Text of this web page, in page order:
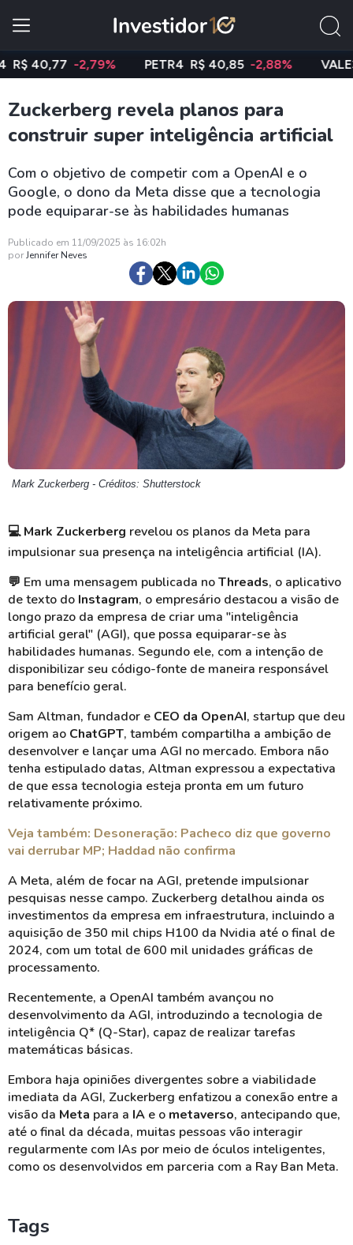
40,77 -2,79% PETR4 R$ 40,85 -2,88% VALE3
Zuckerberg revela planos para
construir super inteligência artificial
Com o objetivo de competir com a OpenAI e o
Google, o dono da Meta disse que a tecnologia
pode equiparar-se às habilidades humanas
Publicado em 11/09/2025 às 16:02h
porJennifer Neves
Mark Zuckerberg - Créditos: Shutterstock
💻 Mark Zuckerberg revelou os planos da Meta para
impulsionar sua presença na inteligência artificial (IA).
💬 Em uma mensagem publicada noThreads, o aplicativo
de texto do Instagram, o empresário destacou a visão de
longo prazo da empresa de criar uma "inteligência
artificial geral" (AGI), que possa equiparar-se às
habilidades humanas. Segundo ele, com a intenção de
disponibilizar seu código-fonte de maneira responsável
para benefício geral.
Sam Altman, fundador e CEO da OpenAI, startup que deu
origem ao ChatGPT, também compartilha a ambição de
desenvolver e lançar uma AGI no mercado. Embora não
tenha estipulado datas, Altman expressou a expectativa
de que essa tecnologia esteja pronta em um futuro
relativamente próximo.
Veja também: Desoneração: Pacheco diz que governo
vai derrubar MP; Haddad não confirma
A Meta, além de focar na AGI, pretende impulsionar
pesquisas nesse campo. Zuckerberg detalhou ainda os
investimentos da empresa em infraestrutura, incluindo a
aquisição de 350 mil chips H100 da Nvidia até o final de
2024, com um total de 600 mil unidades gráficas de
processamento.
Recentemente, a OpenAI também avançou no
desenvolvimento da AGI, introduzindo a tecnologia de
inteligência Q* (Q-Star), capaz de realizar tarefas
matemáticas básicas.
Embora haja opiniões divergentes sobre a viabilidade
imediata da AGI, Zuckerberg enfatizou a conexão entre a
visão da Meta para a IA e o metaverso, antecipando que,
até o final da década, muitas pessoas vão interagir
regularmente com IAs por meio de óculos inteligentes,
como os desenvolvidos em parceria com a Ray Ban Meta.
Tags